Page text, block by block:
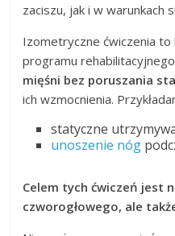
zaciszu, jak i w warunkach
Izometryczne ćwiczenia
programu
mięśni bez poruszania
ich wzmocnienia.
statyczne
unoszenie nóg
Celem tych ćwiczeń jest
czworogłowego, ale